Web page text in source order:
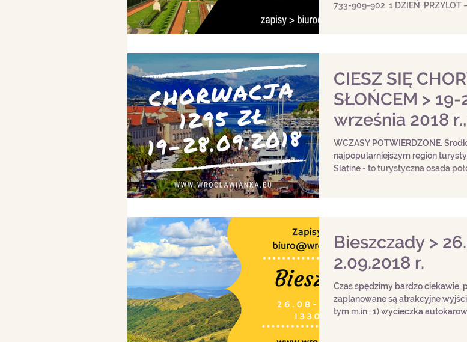
733-909-902. 1 DZIEŃ: PRZYLOT –
CIESZ SIĘ
SŁOŃCEM > 19-
września 2018 r.,
ZAPISY!
WCZASY POTWIERDZONE.
najpopularniejszym region
Slatine - to turystyczna osada
Bieszczady >
2.09.2018 r.
Czas spędzimy bardzo ciekawie,
zaplanowane są atrakcyjne
tym m.in.: 1) wycieczka